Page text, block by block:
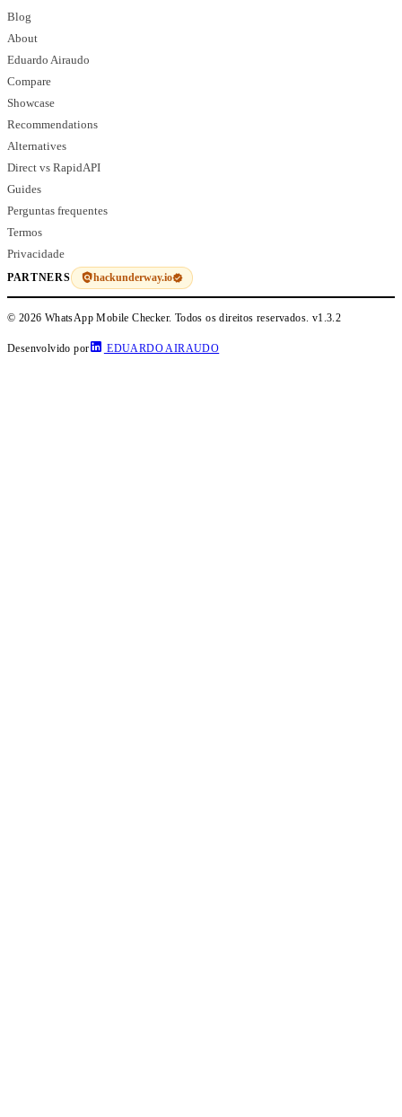
Blog
About
Eduardo Airaudo
Compare
Showcase
Recommendations
Alternatives
Direct vs RapidAPI
Guides
Perguntas frequentes
Termos
Privacidade
PARTNERS hackunderway.io
© 2026 WhatsApp Mobile Checker. Todos os direitos reservados. v1.3.2
Desenvolvido por EDUARDO AIRAUDO